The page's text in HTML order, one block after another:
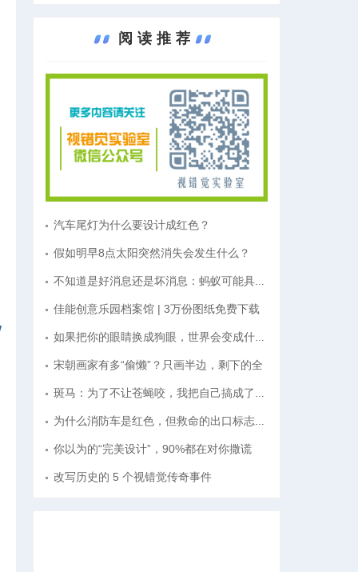
阅读推荐
汽车尾灯为什么要设计成红色？
假如明早8点太阳突然消失会发生什么？
不知道是好消息还是坏消息：蚂蚁可能具有“
佳能创意乐园档案馆 | 3万份图纸免费下载
如果把你的眼睛换成狗眼，世界会变成什么样
宋朝画家有多“偷懒”？只画半边，剩下的全
斑马：为了不让苍蝇咬，我把自己搞成了晕眩
为什么消防车是红色，但救命的出口标志必须
你以为的“完美设计”，90%都在对你撒谎
改写历史的 5 个视错觉传奇事件